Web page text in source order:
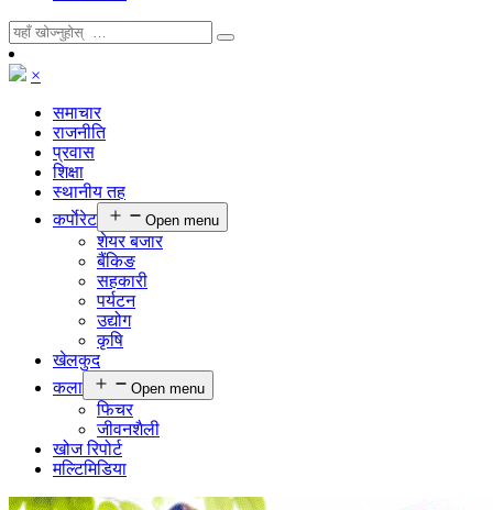
×
समाचार
राजनीति
प्रवास
शिक्षा
स्थानीय तह
कर्पाेरेट
Open menu
शेयर बजार
बैंकिङ
सहकारी
पर्यटन
उद्योग
कृषि
खेलकुद
कला
Open menu
फिचर
जीवनशैली
खोज रिपोर्ट
मल्टिमिडिया